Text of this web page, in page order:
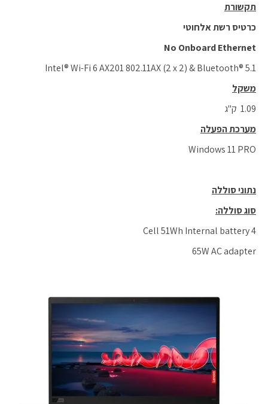
תקשורת
כרטיס רשת אלחוטי
No Onboard Ethernet
Intel® Wi-Fi 6 AX201 802.11AX (2 x 2) & Bluetooth® 5.1
משקל
1.09 ק"ג
מערכת הפעלה
Windows 11 PRO
נתוני סוללה
סוג סוללה:
4 Cell 51Wh Internal battery
65W AC adapter